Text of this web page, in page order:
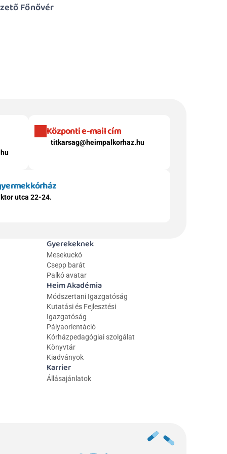
Főnővér
Központi e-mail cím
titkarsag@heimpalkorhaz.hu
utca 22-24.
Gyerekeknek
Mesekuckó
Csepp barát
Palkó avatar
Heim Akadémia
Módszertani Igazgatóság
Kutatási és Fejlesztési
Igazgatóság
Pályaorientáció
Kórházpedagógiai szolgálat
Könyvtár
Kiadványok
Karrier
Állásajánlatok